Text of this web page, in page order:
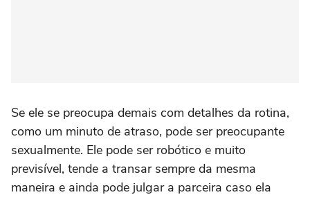
Se ele se preocupa demais com detalhes da rotina,
como um minuto de atraso, pode ser preocupante
sexualmente. Ele pode ser robótico e muito
previsível, tende a transar sempre da mesma
maneira e ainda pode julgar a parceira caso ela